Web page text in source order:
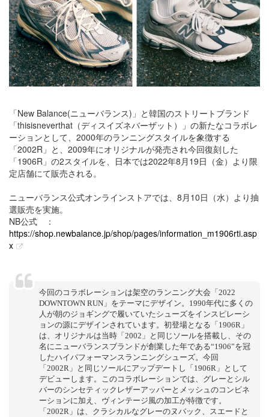
「New Balance(ニューバランス)」と韓国のストリートブランド
「thisisneverthat（ディスイズネバーザット）」の新たなコラボレ
ーションとして、2000年のランニングスタイルを象徴する
「2002R」と、2009年にオリジナルが発売され今回復刻した
「1906R」の2スタイルを、日本では2022年8月19日（金）より限
定店舗にて販売される。
ニューバランス公式オンラインストアでは、8月10日（水）より抽
選販売を実施。
NB公式 ：
https://shop.newbalance.jp/shop/pages/information_m1906rti.asp
x
今回のコラボレーションは架空のランニング大会「2022
DOWNTOWN RUN」をテーマにデザイン。1990年代に多くの
人が朝のジョギングで履いていたシューズをインスピレーシ
ョンの源にデザインされています。初登場となる「1906R」
は、オリジナルは当時「2002」と同じソールを搭載し、その
名にニューバランスブランドが創業した年である“1906”を冠
したハイパフォーマンスランニングシューズ。今回
「2002R」と同じソールにアップデートし「1906R」として
デビューします。このコラボレーションでは、グレーとシル
バーのシンセティックレザーアッパーとメッシュのコンビネ
ーションに加え、ヴィンテージ風の加工が特徴です。
「2002R」は、クラシカルなグレーのヌバック、スエードと